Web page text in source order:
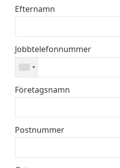
Efternamn
Jobbtelefonnummer
Företagsnamn
Postnummer